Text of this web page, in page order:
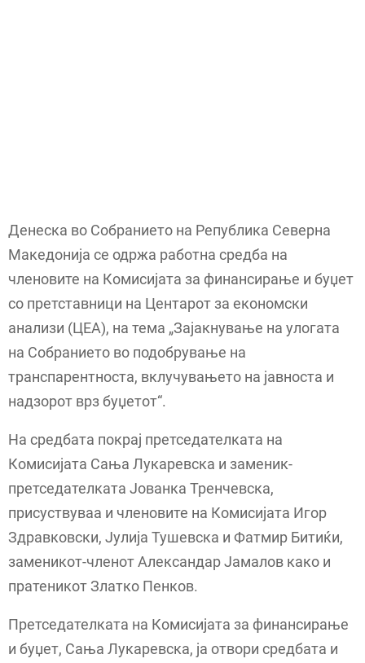
Денеска во Собранието на Република Северна
Македонија се одржа работна средба на
членовите на Комисијата за финансирање и буџет
со претставници на Центарот за економски
анализи (ЦЕА), на тема „Зајакнување на улогата
на Собранието во подобрување на
транспарентноста, вклучувањето на јавноста и
надзорот врз буџетот“.
На средбата пoкрај претседателката на
Комисијата Сања Лукаревска и заменик-
претседателката Јованка Тренчевска,
присуствуваа и членовите на Комисијата Игор
Здравковски, Јулија Тушевска и Фатмир Битиќи,
заменикот-членот Александар Јамалов како и
пратеникот Златко Пенков.
Претседателката на Комисијата за финансирање
и буџет, Сања Лукаревска, ја отвори средбата и